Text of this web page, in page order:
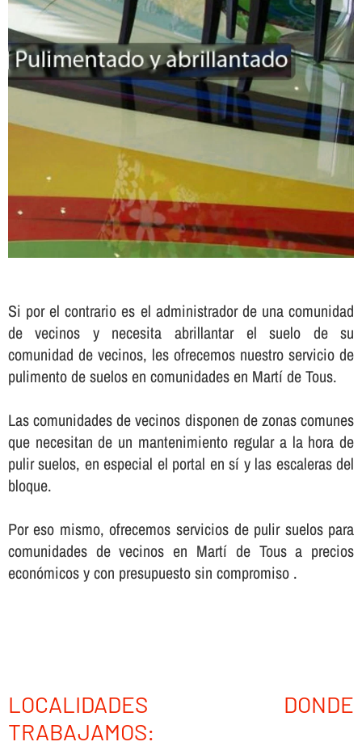
Si por el contrario es el administrador de una comunidad
de vecinos y necesita abrillantar el suelo de su
comunidad de vecinos, les ofrecemos nuestro servicio de
pulimento de suelos en comunidades en Martí de Tous.
Las comunidades de vecinos disponen de zonas comunes
que necesitan de un mantenimiento regular a la hora de
pulir suelos, en especial el portal en sí­ y las escaleras del
bloque.
Por eso mismo, ofrecemos servicios de pulir suelos para
comunidades de vecinos en Martí de Tous a precios
económicos y con presupuesto sin compromiso .
LOCALIDADES DONDE
TRABAJAMOS: